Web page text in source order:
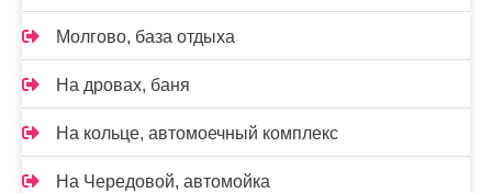
Молгово, база отдыха
На дровах, баня
На кольце, автомоечный комплекс
На Чередовой, автомойка